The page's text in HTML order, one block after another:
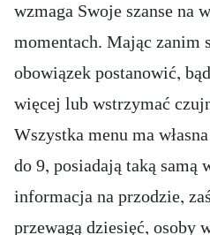
wzmaga Swoje szanse na
momentach. Mając zanim
obowiązek postanowić,
więcej lub wstrzymać
Wszystka menu ma
do 9, posiadają taką samą
informacja na przodzie,
przewagą dziesięć, osoby